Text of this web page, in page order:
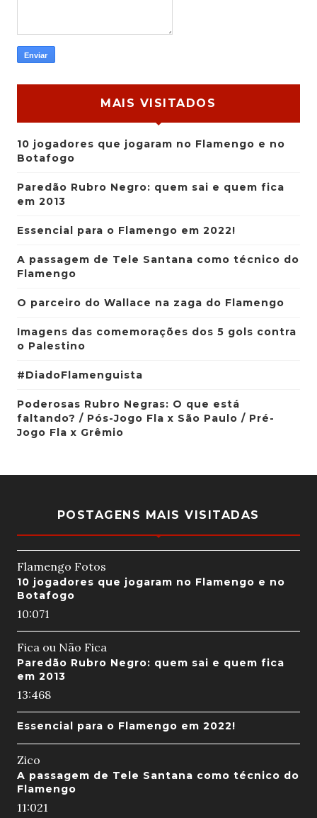
MAIS VISITADOS
10 jogadores que jogaram no Flamengo e no
Botafogo
Paredão Rubro Negro: quem sai e quem fica
em 2013
Essencial para o Flamengo em 2022!
A passagem de Tele Santana como técnico do
Flamengo
O parceiro do Wallace na zaga do Flamengo
Imagens das comemorações dos 5 gols contra
o Palestino
#DiadoFlamenguista
Poderosas Rubro Negras: O que está
faltando? / Pós-Jogo Fla x São Paulo / Pré-
Jogo Fla x Grêmio
POSTAGENS MAIS VISITADAS
Flamengo Fotos
10 jogadores que jogaram no Flamengo e no
Botafogo
10:071
Fica ou Não Fica
Paredão Rubro Negro: quem sai e quem fica
em 2013
13:468
Essencial para o Flamengo em 2022!
Zico
A passagem de Tele Santana como técnico do
Flamengo
11:021